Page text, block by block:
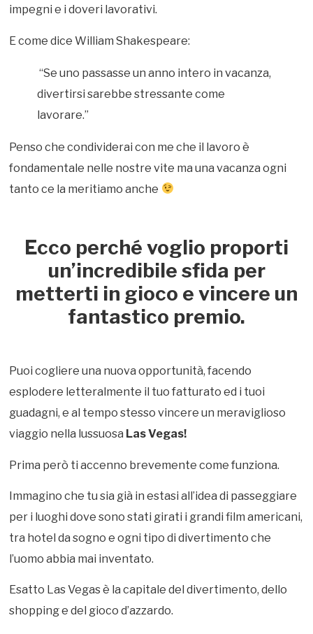
impegni e i doveri lavorativi.
E come dice William Shakespeare:
“Se uno passasse un anno intero in vacanza,
divertirsi sarebbe stressante come
lavorare.”
Penso che condividerai con me che il lavoro è
fondamentale nelle nostre vite ma una vacanza ogni
tanto ce la meritiamo anche
Ecco perché voglio proporti
un’incredibile sfida per
metterti in gioco e vincere un
fantastico premio.
Puoi cogliere una nuova opportunità, facendo
esplodere letteralmente il tuo fatturato ed i tuoi
guadagni, e al tempo stesso vincere un meraviglioso
viaggio nella lussuosa Las Vegas!
Prima però ti accenno brevemente come funziona.
Immagino che tu sia già in estasi all’idea di passeggiare
per i luoghi dove sono stati girati i grandi film americani,
tra hotel da sogno e ogni tipo di divertimento che
l’uomo abbia mai inventato.
Esatto Las Vegas è la capitale del divertimento, dello
shopping e del gioco d’azzardo.